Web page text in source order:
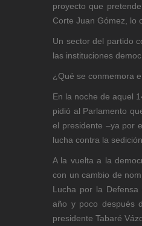
proyecto que
Corte Juan Gómez, lo
Un sector del partido
las instituciones
¿Qué se conmemora
En la noche de aquel
pidió al Parlamento
el presidente –ya por
lucha contra la
A la vuelta a la
con un cambio de
Lucha por la
año y poco después
presidente Tabaré